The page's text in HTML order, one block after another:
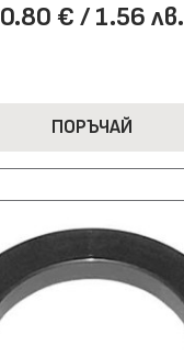
0.80 € / 1.56 лв.
ПОРЪЧАЙ